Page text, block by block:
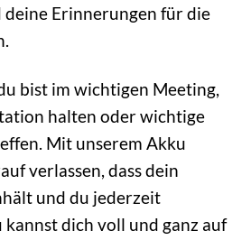
Erinnerungen für die
bist im wichtigen Meeting,
halten oder wichtige
Mit unserem Akku
verlassen, dass dein
und du jederzeit
dich voll und ganz auf